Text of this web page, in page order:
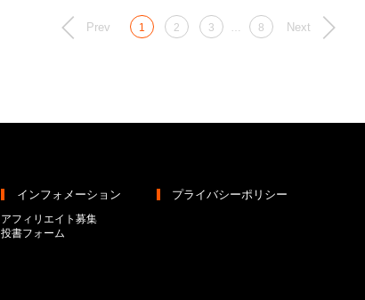
Prev 1 2 3 8 Next
インフォメーション
アフィリエイト募集
投書フォーム
プライバシーポリシー